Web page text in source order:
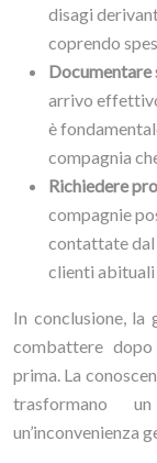
disagi
coprendo
Documentare
arrivo
è
compagnia
Richiedere
compagnie
contattate dal
clienti abituali
In conclusione, la
combattere
prima. La
trasformano
un’inconvenienza